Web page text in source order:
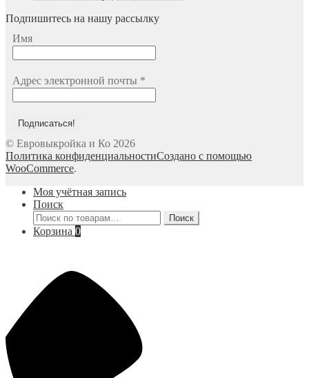
Подпишитесь на нашу рассылку
Имя
Адрес электронной почты *
© Евровыкройка и Ко 2026
Политика конфиденциальностиСоздано с помощью
WooCommerce.
Моя учётная запись
Поиск
Искать:
Поиск
Корзина 0